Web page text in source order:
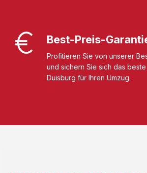
Best-Preis-
Profitieren Sie von unserer
und sichern Sie sich das
Duisburg für Ihren Umzug.